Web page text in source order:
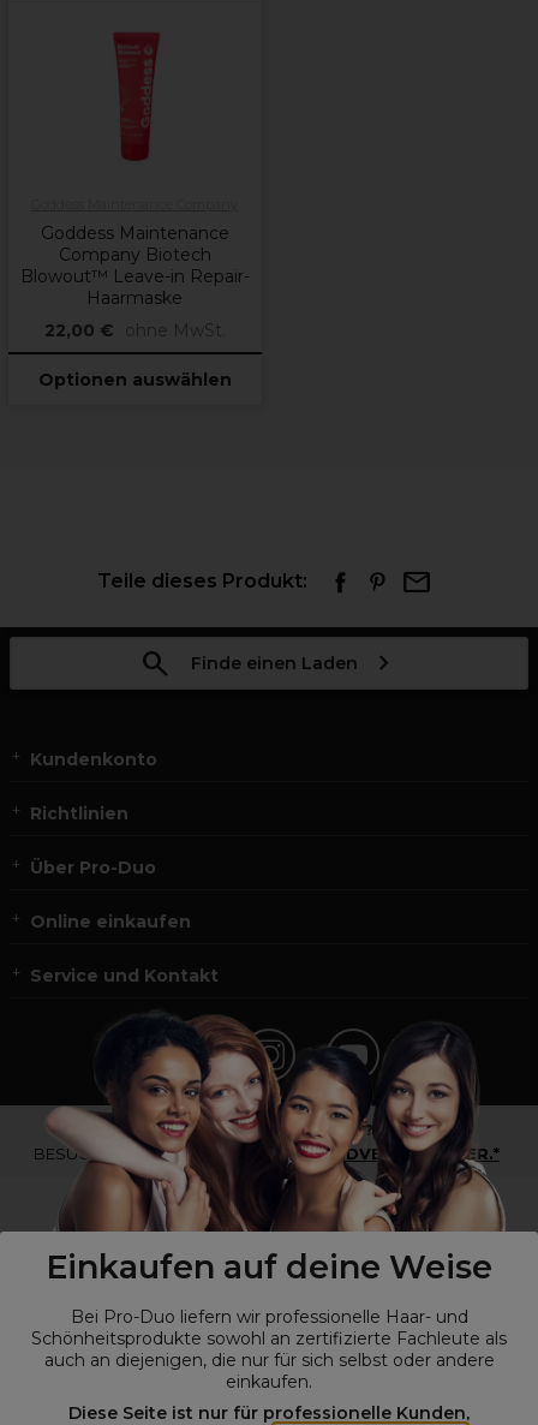
Einkaufen auf deine Weise
Bei Pro-Duo liefern wir professionelle Haar- und
Schönheitsprodukte sowohl an zertifizierte Fachleute als
auch an diejenigen, die nur für sich selbst oder andere
einkaufen.
Diese Seite ist nur für professionelle Kunden,
Goddess Maintenance
Company Biotech
Blowout™ Leave-in Repair-
Haarmaske
22,00 €
ohne MwSt.
Optionen auswählen
Teile dieses Produkt:
Finde einen Laden
Kundenkonto
Richtlinien
Über Pro-Duo
Online einkaufen
Service und Kontakt
*Du bist kein Profikunde?
BESUCHE
UNSERE WEBSEITE FÜR ENDVERBRAUCHER.*